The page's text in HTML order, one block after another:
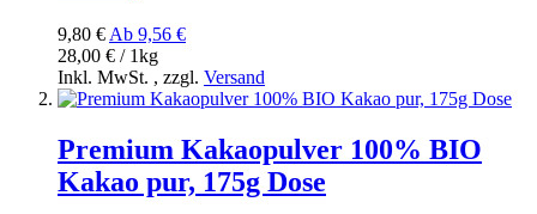
9,80 € Ab 9,56 €
28,00 € / 1kg
Inkl. MwSt. , zzgl. Versand
Premium Kakaopulver 100% BIO
Kakao pur, 175g Dose